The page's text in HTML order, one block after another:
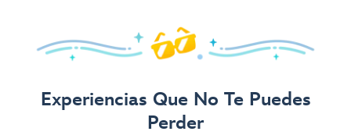
Experiencias Que No Te Puedes
Perder